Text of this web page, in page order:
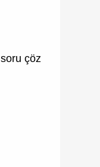
soru çöz